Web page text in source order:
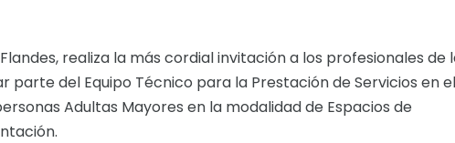
realiza la más cordial invitación a los profesionales de
parte del Equipo Técnico para la Prestación de Servicios en el
Adultas Mayores en la modalidad de Espacios de